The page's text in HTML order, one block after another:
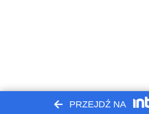
PRZEJDŹ NA